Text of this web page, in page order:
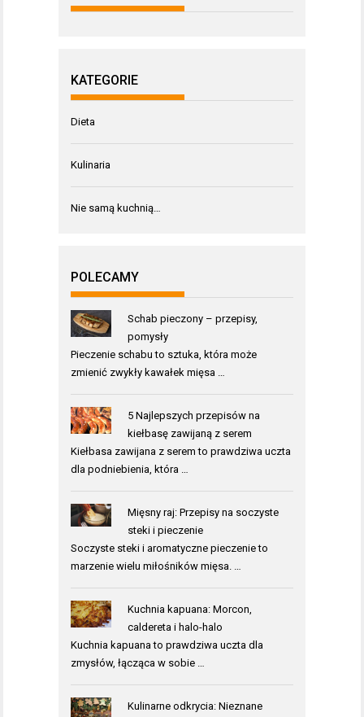
KATEGORIE
Dieta
Kulinaria
Nie samą kuchnią…
POLECAMY
Schab pieczony – przepisy,
pomysły
Pieczenie schabu to sztuka, która może
zmienić zwykły kawałek mięsa …
5 Najlepszych przepisów na
kiełbasę zawijaną z serem
Kiełbasa zawijana z serem to prawdziwa uczta
dla podniebienia, która …
Mięsny raj: Przepisy na soczyste
steki i pieczenie
Soczyste steki i aromatyczne pieczenie to
marzenie wielu miłośników mięsa. …
Kuchnia kapuana: Morcon,
caldereta i halo-halo
Kuchnia kapuana to prawdziwa uczta dla
zmysłów, łącząca w sobie …
Kulinarne odkrycia: Nieznane